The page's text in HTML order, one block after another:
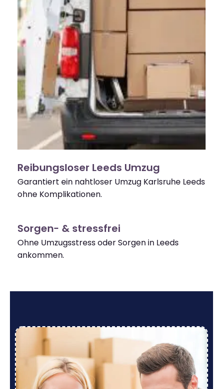
Reibungsloser Leeds Umzug
Garantiert ein nahtloser Umzug Karlsruhe Leeds
ohne Komplikationen.
Sorgen- & stressfrei
Ohne Umzugsstress oder Sorgen in Leeds
ankommen.